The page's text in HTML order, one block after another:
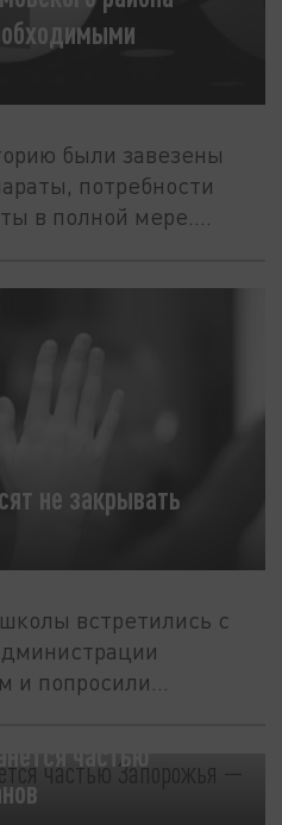
были завезены
потребности
в полной мере....
не закрывать
встретились с
попросили...
частью